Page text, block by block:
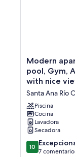
Modern
apartment,
swimming
pool,
Gym,
Air
condition,
balcony
with
nice
view
Modern
pool, Gym,
with nice
Santa Ana Río
Piscina
Cocina
Lavadora
Secadora
10.0
sobre
10
7